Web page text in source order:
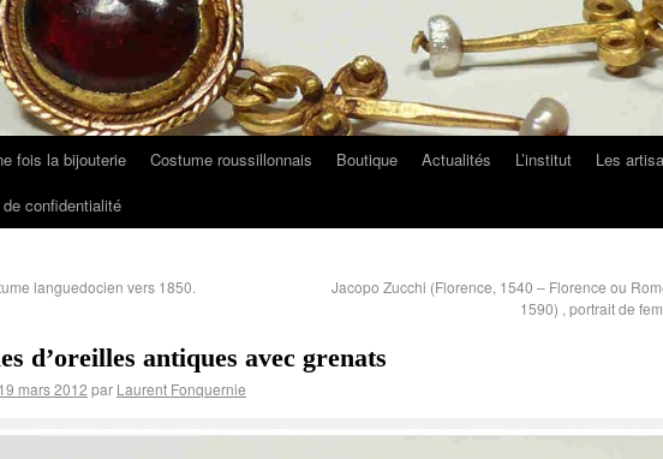
fois la bijouterie Costume roussillonnais Boutique Actualités L’institut Les
confidentialité
languedocien vers 1850.
Jacopo Zucchi (Florence, 1540 – Florence ou
1590) , portrait de
d’oreilles antiques avec grenats
19 mars 2012 par Laurent Fonquernie